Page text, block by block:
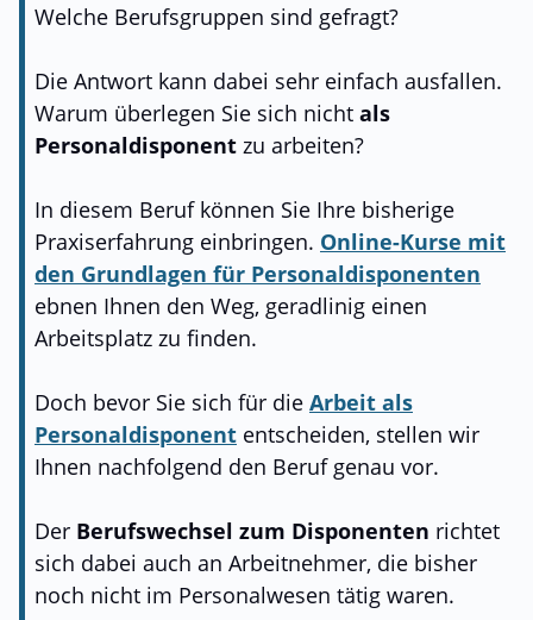
Welche Berufsgruppen sind gefragt?
Die Antwort kann dabei sehr einfach ausfallen.
Warum überlegen Sie sich nicht als
Personaldisponent zu arbeiten?
In diesem Beruf können Sie Ihre bisherige
Praxiserfahrung einbringen. Online-Kurse mit
den Grundlagen für Personaldisponenten
ebnen Ihnen den Weg, geradlinig einen
Arbeitsplatz zu finden.
Doch bevor Sie sich für die Arbeit als
Personaldisponent entscheiden, stellen wir
Ihnen nachfolgend den Beruf genau vor.
Der Berufswechsel zum Disponenten richtet
sich dabei auch an Arbeitnehmer, die bisher
noch nicht im Personalwesen tätig waren.